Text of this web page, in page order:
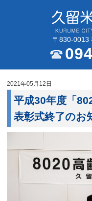
〒830-0013
2021年05月12日
平成30年度「
表彰式終了のお